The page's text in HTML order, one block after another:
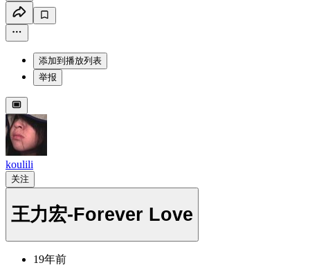
添加到播放列表
举报
koulili
关注
王力宏-Forever Love
19年前